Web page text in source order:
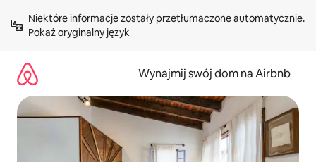
treści Pokaż oryginalny język
Wynajmij swój dom na Airbnb